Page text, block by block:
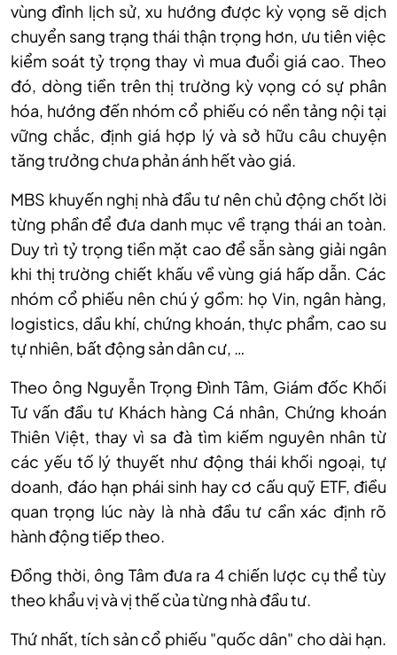
vùng đỉnh lịch sử, xu hướng được kỳ vọng sẽ dịch
chuyển sang trạng thái thận trọng hơn, ưu tiên việc
kiểm soát tỷ trọng thay vì mua đuổi giá cao. Theo
đó, dòng tiền trên thị trường kỳ vọng có sự phân
hóa, hướng đến nhóm cổ phiếu có nền tảng nội tại
vững chắc, định giá hợp lý và sở hữu câu chuyện
tăng trưởng chưa phản ánh hết vào giá.
MBS khuyến nghị nhà đầu tư nên chủ động chốt lời
từng phần để đưa danh mục về trạng thái an toàn.
Duy trì tỷ trọng tiền mặt cao để sẵn sàng giải ngân
khi thị trường chiết khấu về vùng giá hấp dẫn. Các
nhóm cổ phiếu nên chú ý gồm: họ Vin, ngân hàng,
logistics, dầu khí, chứng khoán,thực phẩm, cao su
tự nhiên, bất động sản dân cư, …
Theo ông Nguyễn Trọng Đình Tâm, Giám đốc Khối
Tư vấn đầu tư Khách hàng Cá nhân, Chứng khoán
Thiên Việt,thay vì sa đà tìm kiếm nguyên nhân từ
các yếu tố lý thuyết như động thái khối ngoại, tự
doanh, đáo hạn phái sinh hay cơ cấu quỹ ETF, điều
quan trọng lúc này là nhà đầu tư cần xác định rõ
hành động tiếp theo.
Đồng thời, ông Tâm đưa ra 4 chiến lược cụ thể tùy
theo khẩu vị và vị thế của từng nhà đầu tư.
Thứ nhất, tích sản cổ phiếu "quốc dân" cho dài hạn.